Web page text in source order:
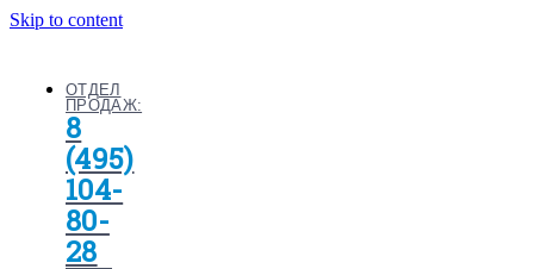
Skip to content
ОТДЕЛ
ПРОДАЖ:
8
(495)
104-
80-
28